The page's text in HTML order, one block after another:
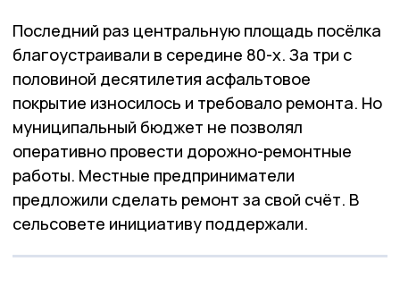
Последний раз центральную площадь посёлка
благоустраивали в середине 80-х. За три с
половиной десятилетия асфальтовое
покрытие износилось и требовало ремонта. Но
муниципальный бюджет не позволял
оперативно провести дорожно-ремонтные
работы. Местные предприниматели
предложили сделать ремонт за свой счёт. В
сельсовете инициативу поддержали.